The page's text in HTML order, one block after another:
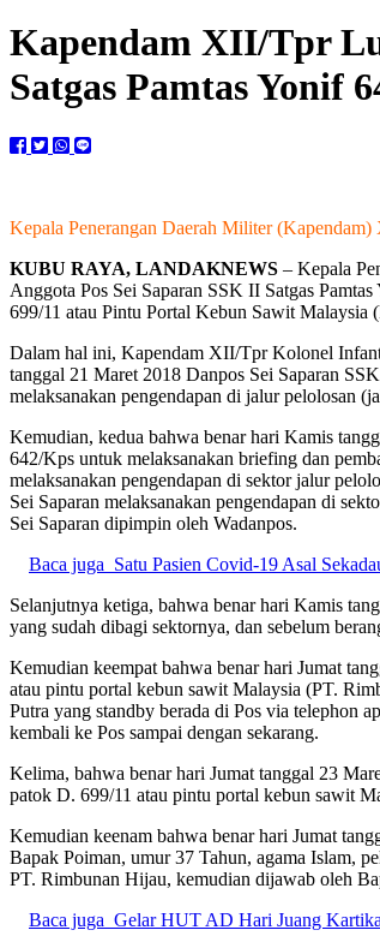
Kapendam XII/Tpr
Satgas Pamtas Yonif
Kepala Penerangan Daerah Militer
KUBU RAYA, LANDAKNEWS – Kepala
Anggota Pos Sei Saparan SSK II Satgas
699/11 atau Pintu Portal Kebun Sawit Malaysia
Dalam hal ini, Kapendam XII/Tpr Kolonel
tanggal 21 Maret 2018 Danpos Sei Saparan
melaksanakan pengendapan di jalur pelolosan
Kemudian, kedua bahwa benar hari Kamis
642/Kps untuk melaksanakan briefing dan
melaksanakan pengendapan di sektor jalur
Sei Saparan melaksanakan pengendapan di
Sei Saparan dipimpin oleh Wadanpos.
Baca juga Satu Pasien Covid-19 Asal
Selanjutnya ketiga, bahwa benar hari Kamis
yang sudah dibagi sektornya, dan sebelum
Kemudian keempat bahwa benar hari Jumat
atau pintu portal kebun sawit Malaysia (PT.
Putra yang standby berada di Pos via telephon
kembali ke Pos sampai dengan sekarang.
Kelima, bahwa benar hari Jumat tanggal 23
patok D. 699/11 atau pintu portal kebun sawit
Kemudian keenam bahwa benar hari Jumat
Bapak Poiman, umur 37 Tahun, agama Islam,
PT. Rimbunan Hijau, kemudian dijawab oleh
Baca juga Gelar HUT AD Hari Juang